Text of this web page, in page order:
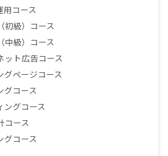
用コース
初級）コース
中級）コース
ット広告コース
グページコース
グコース
ングコース
コース
グコース